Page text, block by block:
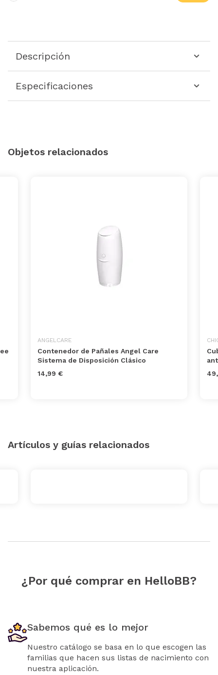
Descripción
Especificaciones
Objetos relacionados
ANGELCARE
Contenedor de Pañales Angel Care
Sistema de Disposición Clásico
14,99 €
Artículos y guías relacionados
¿Por qué comprar en HelloBB?
Sabemos qué es lo mejor
Nuestro catálogo se basa en lo que escogen las
familias que hacen sus listas de nacimiento con
nuestra aplicación.